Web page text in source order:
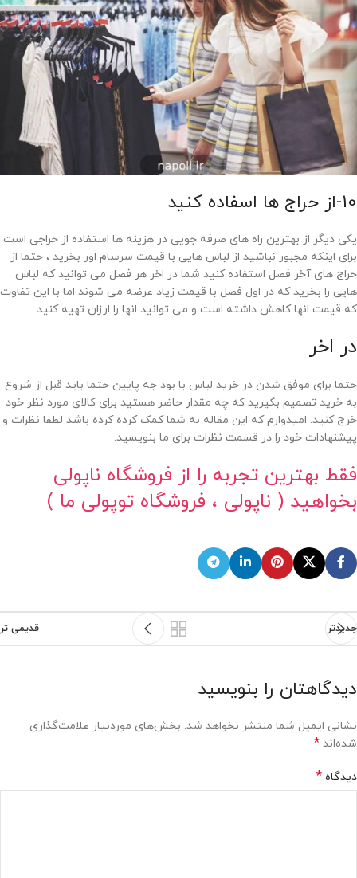
10-از حراج ها اسفاده کنید
یکی دیگر از بهترین راه های صرفه جویی در هزینه ها استفاده از حراجی است
برای اینکه مجبور نباشید از لباس هایی با قیمت سرسام اور بخرید ، حتما از
حراج های آخر فصل استفاده کنید شما در اخر هر فصل می توانید که لباس
هایی را بخرید که در اول فصل با قیمت زیاد عرضه می شوند اما با این تفاوت
که قیمت انها کاهش داشته است و می توانید انها را ارزان تهیه کنید
در اخر
حتما برای موفق شدن در خرید لباس با بود جه پایین حتما باید قبل از شروع
به خرید تصمیم بگیرید که چه مقدار حاضر هستید برای کالای مورد نظر خود
خرج کنید. امیدوارم که این مقاله به شما کمک کرده کرده باشد لطفا نظرات و
پیشنهادات خود را در قسمت نظرات برای ما بنویسید.
فقط بهترین تجربه را از فروشگاه ناپولی
بخواهید ( ناپولی ، فروشگاه توپولی ما )
جدیدتر قدیمی تر
دیدگاهتان را بنویسید
نشانی ایمیل شما منتشر نخواهد شد. بخش‌های موردنیاز علامت‌گذاری
شده‌اند *
دیدگاه *